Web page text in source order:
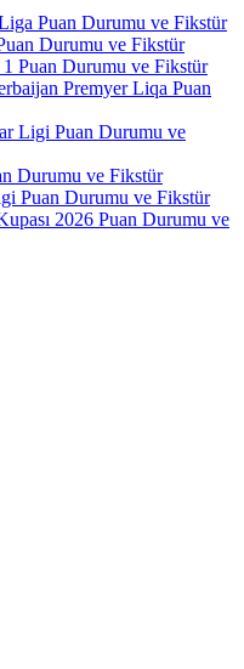
Puan Durumu ve Fikstür
Durumu ve Fikstür
Puan Durumu ve Fikstür
Premyer Liqa Puan
Ligi Puan Durumu ve
Durumu ve Fikstür
Puan Durumu ve Fikstür
2026 Puan Durumu ve